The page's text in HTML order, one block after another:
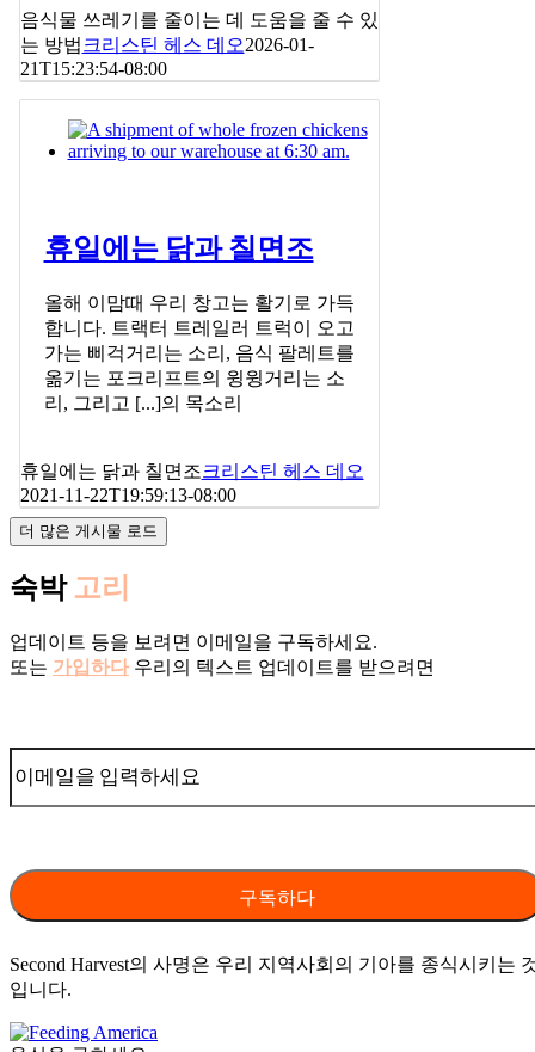
음식물 쓰레기를 줄이는 데 도움을 줄 수 있
는 방법 크리스틴 헤스 데오2026-01-
21T15:23:54-08:00
휴일에는 닭과 칠면조
올해 이맘때 우리 창고는 활기로 가득
합니다. 트랙터 트레일러 트럭이 오고
가는 삐걱거리는 소리, 음식 팔레트를
옮기는 포크리프트의 윙윙거리는 소
리, 그리고 [...]의 목소리
휴일에는 닭과 칠면조크리스틴 헤스 데오
2021-11-22T19:59:13-08:00
더 많은 게시물 로드
숙박 고리
업데이트 등을 보려면 이메일을 구독하세요.
또는 가입하다우리의 텍스트 업데이트를 받으려면
Second Harvest의 사명은 우리 지역사회의 기아를 종식시키는
입니다.